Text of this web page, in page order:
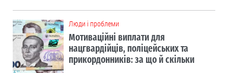
Люди і проблеми
Мотиваційні виплати для
нацгвардійців, поліцейських та
прикордонників: за що й скільки